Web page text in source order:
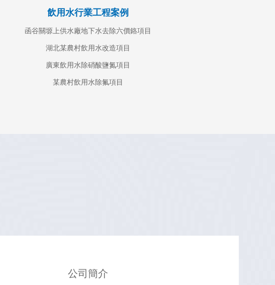
飲用水行業工程案例
函谷關塬上供水廠地下水去除六價鉻項目
湖北某農村飲用水改造項目
廣東飲用水除硝酸鹽氮項目
某農村飲用水除氟項目
公司簡介